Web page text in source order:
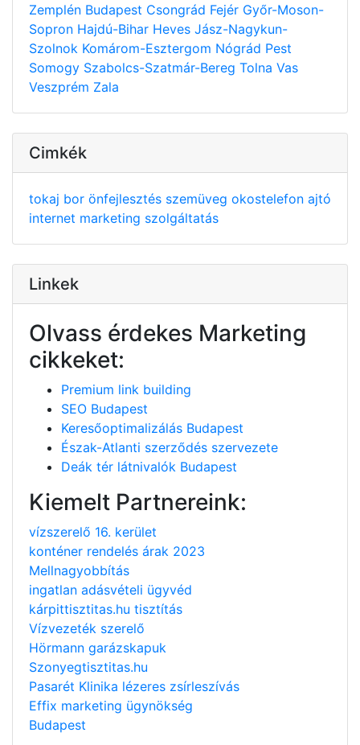
Zemplén Budapest Csongrád Fejér Győr-Moson-
Sopron Hajdú-Bihar Heves Jász-Nagykun-
Szolnok Komárom-Esztergom Nógrád Pest
Somogy Szabolcs-Szatmár-Bereg Tolna Vas
Veszprém Zala
Cimkék
tokaj bor önfejlesztés szemüveg okostelefon ajtó
internet marketing szolgáltatás
Linkek
Olvass érdekes Marketing
cikkeket:
Premium link building
SEO Budapest
Keresőoptimalizálás Budapest
Észak-Atlanti szerződés szervezete
Deák tér látnivalók Budapest
Kiemelt Partnereink:
vízszerelő 16. kerület
konténer rendelés árak 2023
Mellnagyobbítás
ingatlan adásvételi ügyvéd
kárpittisztitas.hu tisztítás
Vízvezeték szerelő
Hörmann garázskapuk
Szonyegtisztitas.hu
Pasarét Klinika lézeres zsírleszívás
Effix marketing ügynökség
Budapest